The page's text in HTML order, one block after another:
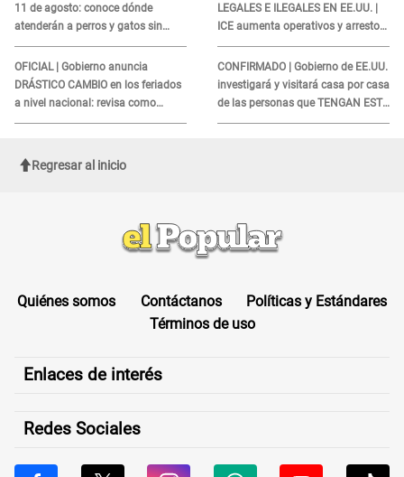
11 de agosto: conoce dónde
atenderán a perros y gatos sin
costo
OFICIAL | Gobierno anuncia
DRÁSTICO CAMBIO en los feriados
a nivel nacional: revisa como
quedarán los DÍAS LIBRES
LEGALES E ILEGALES EN EE.UU. |
ICE aumenta operativos y arrestos
a extranjeros en aeropuertos
CONFIRMADO | Gobierno de EE.UU.
investigará y visitará casa por casa
de las personas que TENGAN ESTE
TRABAJO
Regresar al inicio
Quiénes somos Contáctanos
Políticas y Estándares
Términos de uso
Enlaces de interés
Redes Sociales